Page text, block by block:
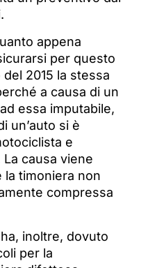
appena
per questo
2015 la stessa
a causa di un
essa imputabile,
un’auto si è
e
causa viene
la timoniera non
compressa
inoltre, dovuto
per la